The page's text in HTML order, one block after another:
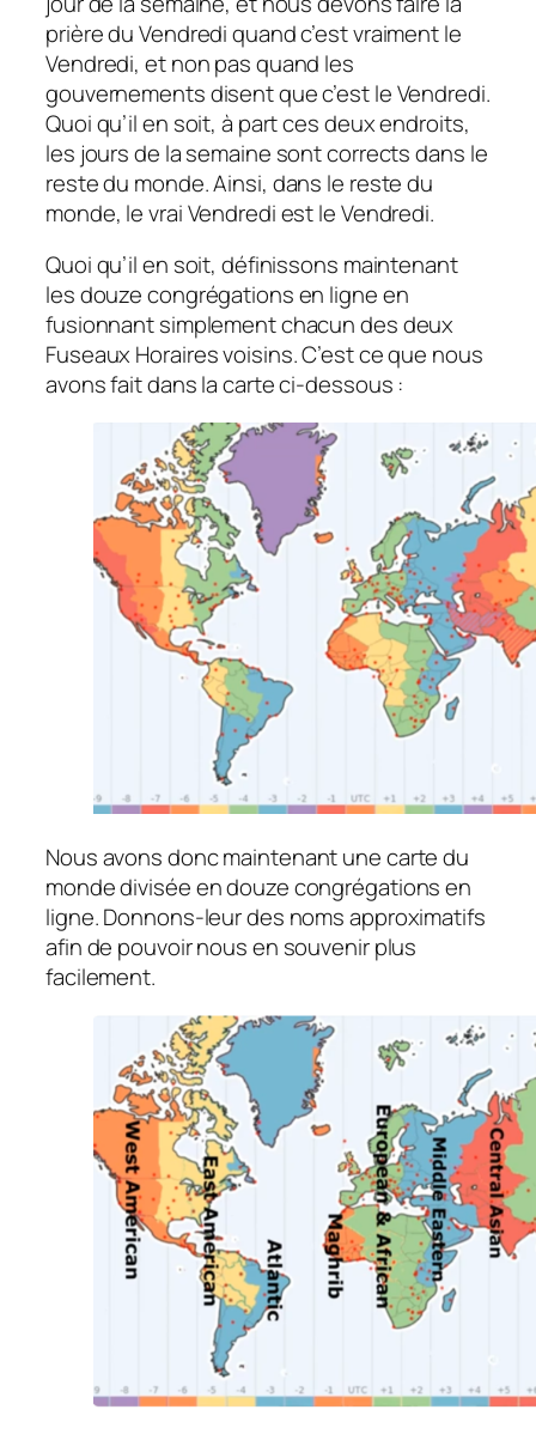
prière du Vendredi quand c’est vraiment le
Vendredi, et non pas quand les
gouvernements disent que c’est le Vendredi.
Quoi qu’il en soit, à part ces deux endroits,
les jours de la semaine sont corrects dans le
reste du monde. Ainsi, dans le reste du
monde, le vrai Vendredi est le Vendredi.
Quoi qu’il en soit, définissons maintenant
les douze congrégations en ligne en
fusionnant simplement chacun des deux
Fuseaux Horaires voisins. C’est ce que nous
avons fait dans la carte ci-dessous :
Nous avons donc maintenant une carte du
monde divisée en douze congrégations en
ligne. Donnons-leur des noms approximatifs
afin de pouvoir nous en souvenir plus
facilement.